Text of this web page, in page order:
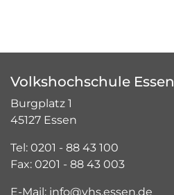
Volkshochschule Essen
Burgplatz 1
45127 Essen
Tel: 0201 - 88 43 100
Fax: 0201 - 88 43 003
E-Mail: info@vhs.essen.de